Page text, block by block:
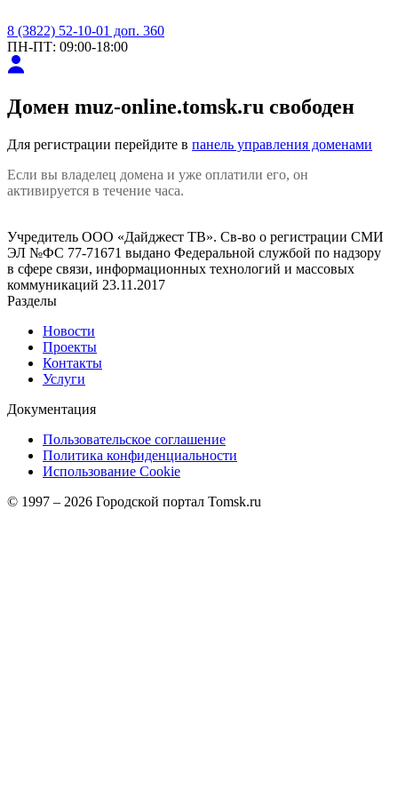
8 (3822) 52-10-01 доп. 360
ПН-ПТ: 09:00-18:00
Домен muz-online.tomsk.ru свободен
Для регистрации перейдите в панель управления доменами
Если вы владелец домена и уже оплатили его, он
активируется в течение часа.
Учредитель ООО «Дайджест ТВ». Св-во о регистрации СМИ
ЭЛ №ФС 77-71671 выдано Федеральной службой по надзору
в сфере связи, информационных технологий и массовых
коммуникаций 23.11.2017
Разделы
Новости
Проекты
Контакты
Услуги
Документация
Пользовательское соглашение
Политика конфиденциальности
Использование Cookie
© 1997 – 2026 Городской портал Tomsk.ru